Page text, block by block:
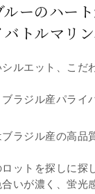
ーのハート
トルマリ
ルエット、こだ
ラジル産パライ
ラジル産の高品
ットを探しに探
いが濃く、蛍光